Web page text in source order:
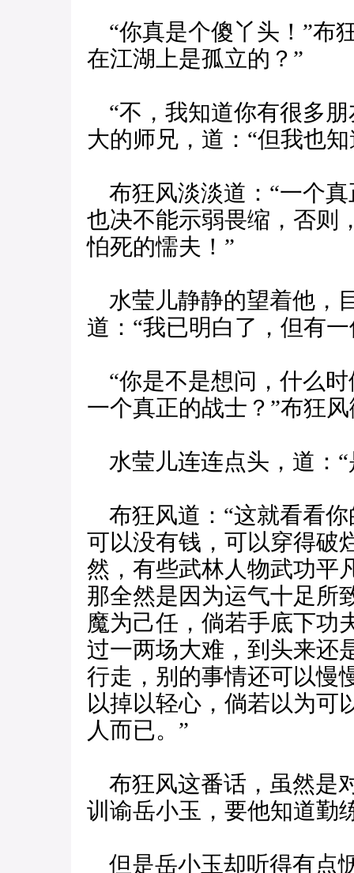
“你真是个傻丫头！”布
在江湖上是孤立的？”
“不，我知道你有很多朋
大的师兄，道：“但我也
布狂风淡淡道：“一个
也决不能示弱畏缩，否则
怕死的懦夫！”
水莹儿静静的望着他，
道：“我已明白了，但有
“你是不是想问，什么
一个真正的战士？”布狂
水莹儿连连点头，道：“
布狂风道：“这就看看
可以没有钱，可以穿得破
然，有些武林人物武功平
那全然是因为运气十足所
魔为己任，倘若手底下功
过一两场大难，到头来还
行走，别的事情还可以慢
以掉以轻心，倘若以为可
人而已。”
布狂风这番话，虽然是
训谕岳小玉，要他知道勤
但是岳小玉却听得有点